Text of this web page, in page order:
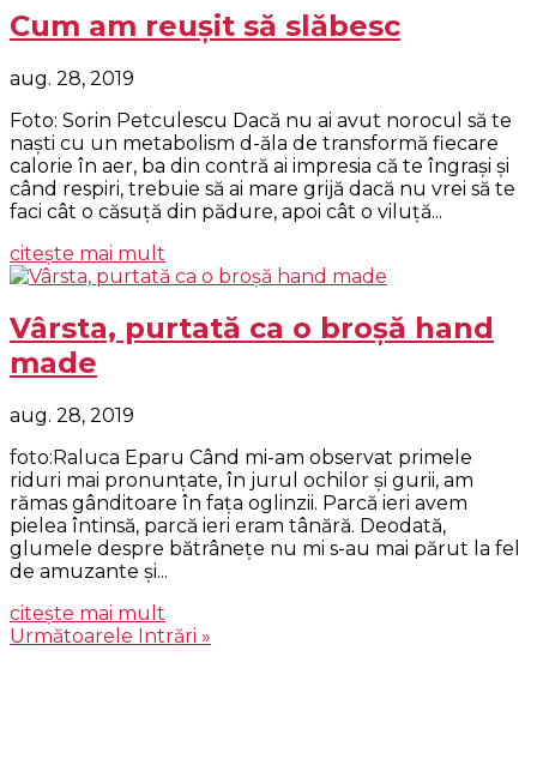
Cum am reuşit să slăbesc
aug. 28, 2019
Foto: Sorin Petculescu Dacă nu ai avut norocul să te
naşti cu un metabolism d-ăla de transformă fiecare
calorie în aer, ba din contră ai impresia că te îngraşi şi
când respiri, trebuie să ai mare grijă dacă nu vrei să te
faci cât o căsuţă din pădure, apoi cât o viluţă...
citește mai mult
Vârsta, purtată ca o broșă hand
made
aug. 28, 2019
foto:Raluca Eparu Când mi-am observat primele
riduri mai pronunțate, în jurul ochilor și gurii, am
rămas gânditoare în fața oglinzii. Parcă ieri avem
pielea întinsă, parcă ieri eram tânără. Deodată,
glumele despre bătrânețe nu mi s-au mai părut la fel
de amuzante și...
citește mai mult
Următoarele Intrări »